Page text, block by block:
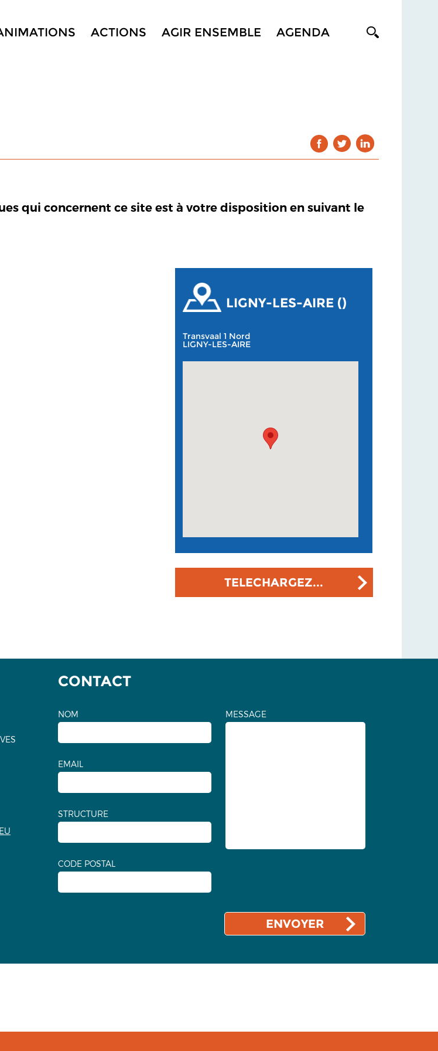
ACTIONS AGIR ENSEMBLE AGENDA
qui concernent ce site est à votre disposition en suivant le
LIGNY-LES-AIRE ()
Transvaal 1 Nord
LIGNY-LES-AIRE
TELECHARGEZ...
CONTACT
NOM
EMAIL
STRUCTURE
CODE POSTAL
MESSAGE